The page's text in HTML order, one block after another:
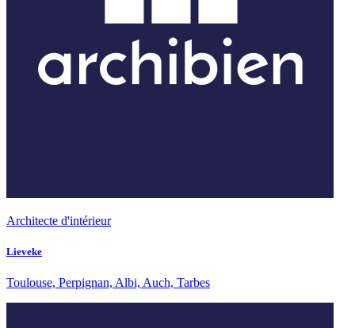
Architecte d'intérieur
Lieveke
Toulouse, Perpignan, Albi, Auch, Tarbes